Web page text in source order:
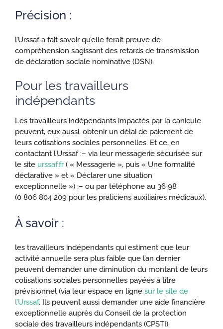
Précision :
l’Urssaf a fait savoir qu’elle ferait preuve de
compréhension s’agissant des retards de transmission
de déclaration sociale nominative (DSN).
Pour les travailleurs
indépendants
Les travailleurs indépendants impactés par la canicule
peuvent, eux aussi, obtenir un délai de paiement de
leurs cotisations sociales personnelles. Et ce, en
contactant l’Urssaf :– via leur messagerie sécurisée sur
le site urssaf.fr( « Messagerie », puis « Une formalité
déclarative » et « Déclarer une situation
exceptionnelle ») ;– ou par téléphone au 36 98
(0 806 804 209 pour les praticiens auxiliaires médicaux).
À savoir :
les travailleurs indépendants qui estiment que leur
activité annuelle sera plus faible que l’an dernier
peuvent demander une diminution du montant de leurs
cotisations sociales personnelles payées à titre
prévisionnel (via leur espace en ligne sur le site de
l’Urssaf. Ils peuvent aussi demander une aide financière
exceptionnelle auprès du Conseil de la protection
sociale des travailleurs indépendants (CPSTI).